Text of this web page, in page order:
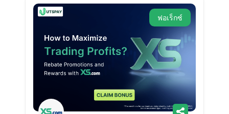
ฟอเร็กซ์